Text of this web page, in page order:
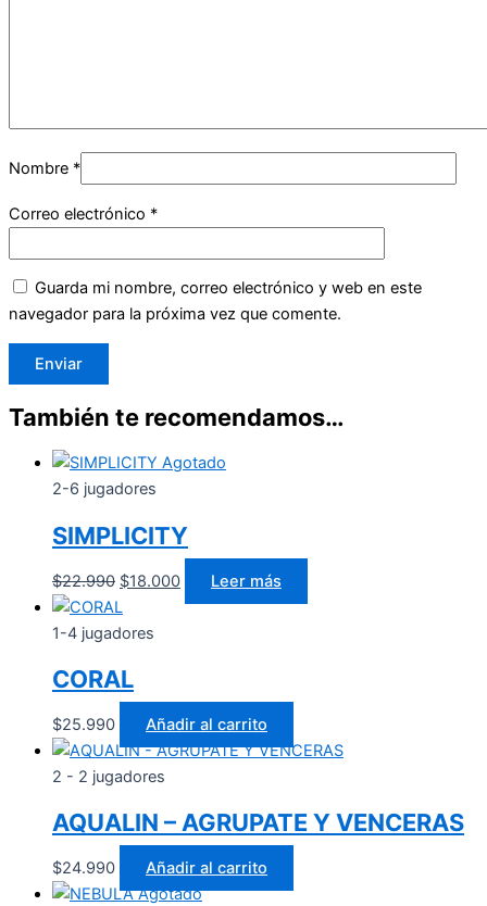
Nombre *
Correo electrónico *
Guarda mi nombre, correo electrónico y web en este
navegador para la próxima vez que comente.
También te recomendamos…
Agotado
2-6 jugadores
SIMPLICITY
$22.990 $18.000 Leer más
1-4 jugadores
CORAL
$25.990 Añadir al carrito
2 - 2 jugadores
AQUALIN – AGRUPATE Y VENCERAS
$24.990
Añadir al carrito
Agotado